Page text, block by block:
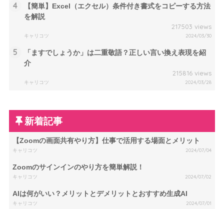
4
【簡単】Excel（エクセル）条件付き書式をコピーする方法
を解説
217503 views
キャリコツ 2024/03/30
5
「ますでしょうか」は二重敬語？正しい言い換え表現を紹
介
215816 views
キャリコツ 2024/03/28
新着記事
【Zoomの画面共有やり方】仕事で活用する場面とメリット
キャリコツ 2024/07/04
Zoomのサインインのやり方を簡単解説！
キャリコツ 2024/07/02
AIは何がいい？メリットとデメリットとおすすめ生成AI
キャリコツ 2024/07/01